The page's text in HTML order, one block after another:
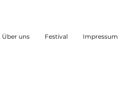
Über uns Festival Impressum